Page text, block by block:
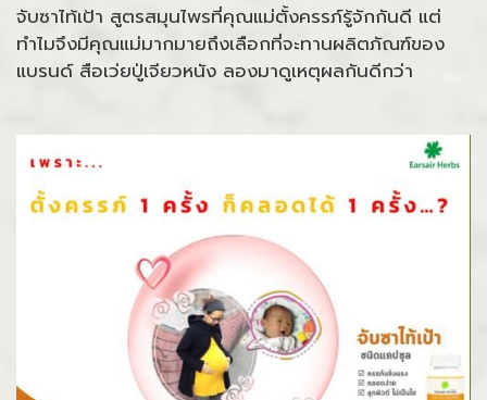
จับซาไท้เป้า สูตรสมุนไพรที่คุณแม่ตั้งครรภ์รู้จักกันดี แต่
ทำไมจึงมีคุณแม่มากมายถึงเลือกที่จะทานผลิตภัณฑ์ของ
แบรนด์ สือเว่ยปู่เจียวหนัง ลองมาดูเหตุผลกันดีกว่า